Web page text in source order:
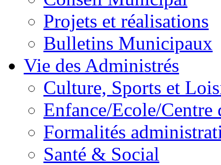
Projets et réalisations
Bulletins Municipaux
Vie des Administrés
Culture, Sports et
Enfance/Ecole/Centre
Formalités
Santé & Social